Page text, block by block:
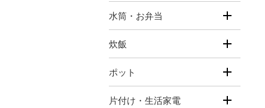
水筒・お弁当
炊飯
ポット
片付け・生活家電